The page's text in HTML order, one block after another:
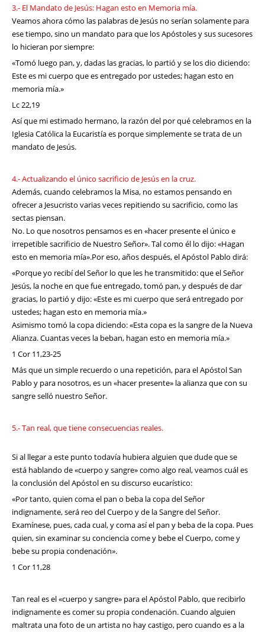
3.- El Mandato de Jesús: Hagan esto en Memoria mía.
Veamos ahora cómo las palabras de Jesús no serían solamente para
ese tiempo, sino un mandato para que los Apóstoles y sus sucesores
lo hicieran por siempre:
«Tomó luego pan, y, dadas las gracias, lo partió y se los dio diciendo:
Este es mi cuerpo que es entregado por ustedes; hagan esto en
memoria mía.»
Lc 22,19
Así que mi estimado hermano, la razón del por qué celebramos en la
Iglesia Católica la Eucaristía es porque simplemente se trata de un
mandato de Jesús.
4.- Actualizando el único sacrificio de Jesús en la cruz.
Además, cuando celebramos la Misa, no estamos pensando en
ofrecer a Jesucristo varias veces repitiendo su sacrificio, como las
sectas piensan.
No. Lo que nosotros pensamos es en «hacer presente el único e
irrepetible sacrificio de Nuestro Señor». Tal como él lo dijo: «Hagan
esto en memoria mía».Por eso, años después, el Apóstol Pablo dirá:
«Porque yo recibí del Señor lo que les he transmitido: que el Señor
Jesús, la noche en que fue entregado, tomó pan, y después de dar
gracias, lo partió y dijo: «Este es mi cuerpo que será entregado por
ustedes; hagan esto en memoria mía.»
Asimismo tomó la copa diciendo: «Esta copa es la sangre de la Nueva
Alianza. Cuantas veces la beban, hagan esto en memoria mía.»
1 Cor 11,23-25
Más que un simple recuerdo o una repetición, para el Apóstol San
Pablo y para nosotros, es un «hacer presente» la alianza que con su
sangre selló nuestro Señor.
5.- Tan real, que tiene consecuencias reales.
Si al llegar a este punto todavía hubiera alguien que dude que se
está hablando de «cuerpo y sangre» como algo real, veamos cuál es
la conclusión del Apóstol en su discurso eucarístico:
«Por tanto, quien coma el pan o beba la copa del Señor
indignamente, será reo del Cuerpo y de la Sangre del Señor.
Examínese, pues, cada cual, y coma así el pan y beba de la copa. Pues
quien, sin examinar su conciencia come y bebe el Cuerpo, come y
bebe su propia condenación».
1 Cor 11,28
Tan real es el «cuerpo y sangre» para el Apóstol Pablo, que recibirlo
indignamente es comer su propia condenación. Cuando alguien
maltrata una foto de un artista no hay castigo, pero cuando es a la